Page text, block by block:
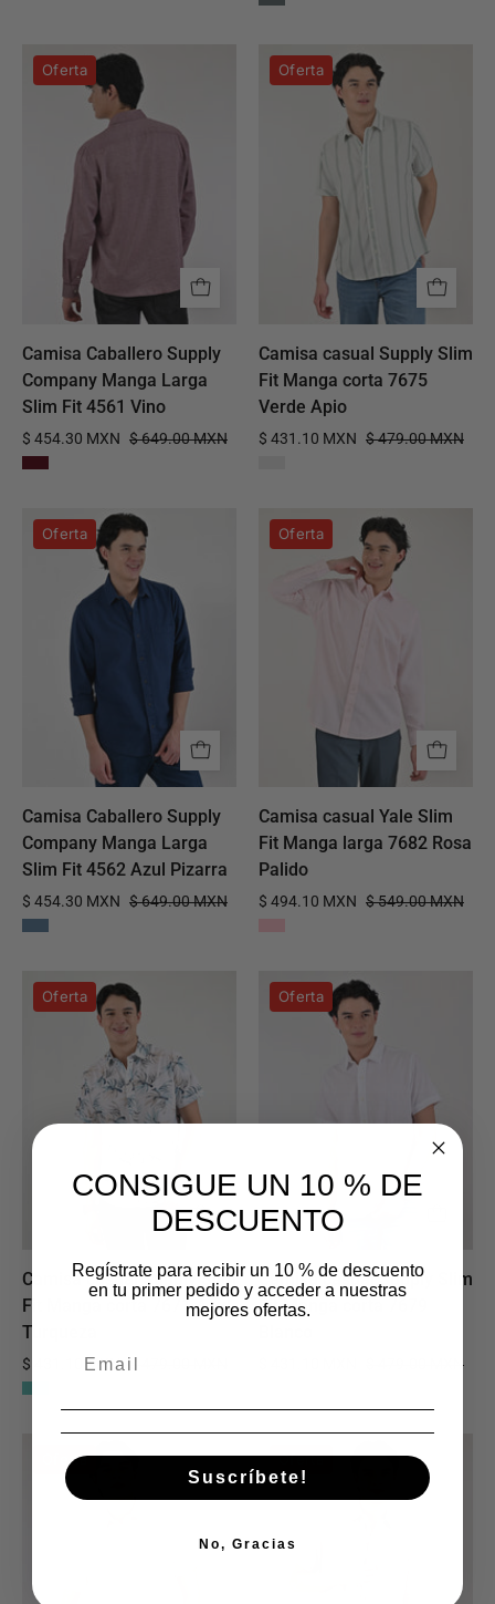
Camisa
Caballero
Supply
Company
Vino
Oferta
Camisa Caballero Supply
Company Manga Larga
Slim Fit 4561 Vino
$ 454.30 MXN $ 649.00 MXN
Camisa
casual
Supply
Manga
Verde
Apio
Oferta
Camisa casual Supply Slim
Fit Manga corta 7675
Verde Apio
$ 431.10 MXN $ 479.00 MXN
Camisa
Caballero
Supply
Company
Manga
Larga
Fit
4562
Azul
Oferta
Camisa Caballero Supply
Company Manga Larga
Slim Fit 4562 Azul Pizarra
$ 454.30 MXN $ 649.00 MXN
Camisa
casual
Yale
Slim
7682
Rosa
Palido
Oferta
Camisa casual Yale Slim
Fit Manga larga 7682 Rosa
Palido
$ 494.10 MXN $ 549.00 MXN
Camisa
casual
Supply
Slim
Fit
Manga
7671
Turqueza
Oferta
Camisa casual Supply Slim
Fit Manga corta 7671 Azul
Turqueza
$ 431.10 MXN $ 479.00 MXN
Camisa
casual
Supply
Slim
Manga
7679
Oferta
Camisa casual Supply Slim
Fit Manga corta 7679
$ 479.00 MXN
Supply
Oferta
Supply
Oferta
CONSIGUE UN 10 % DE
DESCUENTO
Regístrate para recibir un 10 % de descuento
en tu primer pedido y acceder a nuestras
mejores ofertas.
Suscríbete!
No, Gracias